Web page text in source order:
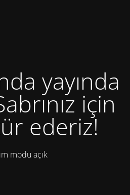
yayında
için
ederiz!
modu açık